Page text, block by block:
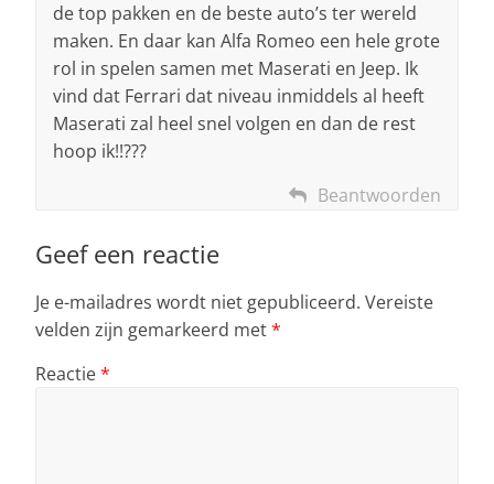
de top pakken en de beste auto’s ter wereld
maken. En daar kan Alfa Romeo een hele grote
rol in spelen samen met Maserati en Jeep. Ik
vind dat Ferrari dat niveau inmiddels al heeft
Maserati zal heel snel volgen en dan de rest
hoop ik!!???
Beantwoorden
Geef een reactie
Je e-mailadres wordt niet gepubliceerd. Vereiste
velden zijn gemarkeerd met*
Reactie*